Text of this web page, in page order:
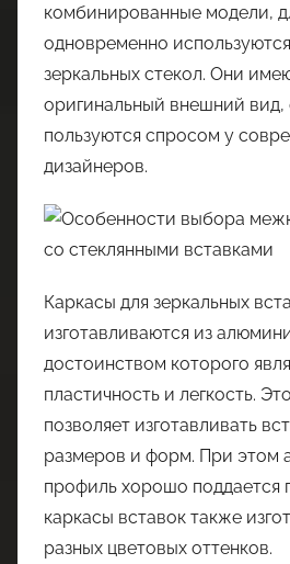
комбинированные модели,
одновременно
зеркальных стекол. Они
оригинальный внешний вид,
пользуются спросом у
дизайнеров.
Каркасы для зеркальных
изготавливаются из
достоинством которого
пластичность и легкость.
позволяет изготавливать
размеров и форм. При этом
профиль хорошо поддается
каркасы вставок также
разных цветовых оттенков.